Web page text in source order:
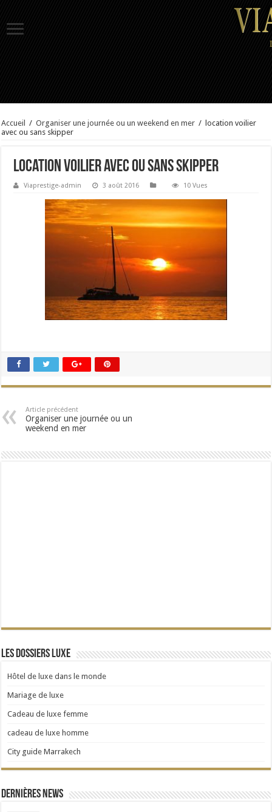
Accueil / Organiser une journée ou un weekend en mer / location voilier
avec ou sans skipper
location voilier avec ou sans skipper
Viaprestige-admin 3 août 2016 10 Vues
Article précédent
Organiser une journée ou un
weekend en mer
Les dossiers Luxe
Hôtel de luxe dans le monde
Mariage de luxe
Cadeau de luxe femme
cadeau de luxe homme
City guide Marrakech
Dernières news